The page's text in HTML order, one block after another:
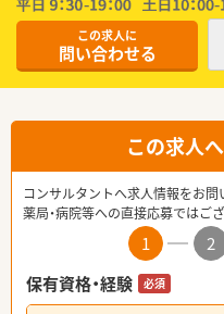
この求人に
問い合わせる
この求人
コンサルタントへ求人情報をお問
薬局・病院等への直接応募ではご
1 2
保有資格・経験
必須